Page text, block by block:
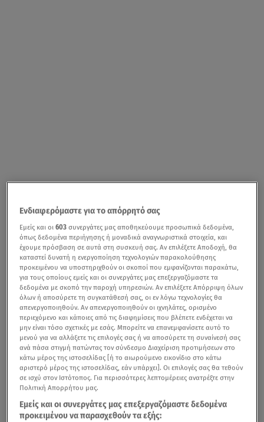
Ενδιαφερόμαστε για το απόρρητό σας
Εμείς και οι603 συνεργάτες μας αποθηκεύουμε προσωπικά δεδομένα,
όπως δεδομένα περιήγησης ή μοναδικά αναγνωριστικά στοιχεία, και
έχουμε πρόσβαση σε αυτά στη συσκευή σας. Αν επιλέξετε Αποδοχή, θα
καταστεί δυνατή η ενεργοποίηση τεχνολογιών παρακολούθησης
προκειμένου να υποστηριχθούν οι σκοποί που εμφανίζονται παρακάτω,
για τους οποίους εμείς και οι συνεργάτες μας επεξεργαζόμαστε τα
δεδομένα με σκοπό την παροχή υπηρεσιών. Αν επιλέξετε Απόρριψη όλων
όλων ή αποσύρετε τη συγκατάθεσή σας, οι εν λόγω τεχνολογίες θα
απενεργοποιηθούν. Αν απενεργοποιηθούν οι ιχνηλάτες, ορισμένο
περιεχόμενο και κάποιες από τις διαφημίσεις που βλέπετε ενδέχεται να
μην είναι τόσο σχετικές με εσάς. Μπορείτε να επανεμφανίσετε αυτό το
μενού για να αλλάξετε τις επιλογές σας ή να αποσύρετε τη συναίνεσή σας
ανά πάσα στιγμή πατώντας τον σύνδεσμο Διαχείριση προτιμήσεων στο
κάτω μέρος της ιστοσελίδας [ή το αιωρούμενο εικονίδιο στο κάτω
αριστερό μέρος της ιστοσελίδας, εάν υπάρχει]. Οι επιλογές σας θα τεθούν
σε ισχύ στον Ιστότοπος. Για περισσότερες λεπτομέρειες ανατρέξτε στην
Πολιτική Απορρήτου μας.
Εμείς και οι συνεργάτες μας επεξεργαζόμαστε δεδομένα
προκειμένου να παρασχεθούν τα εξής: